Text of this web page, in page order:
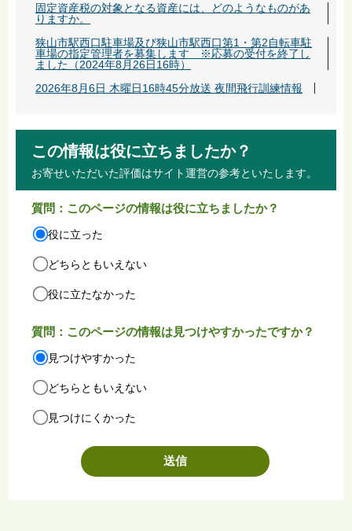
固定資産税の対象となる資産には、どのようなものがあ
りますか。
狭山市駅西口駐車場及び狭山市駅西口第1・第2自転車駐
車場の指定管理者を募集します ※応募の受付を終了し
ました（2024年8月26日16時）
2026年8月6日 木曜日16時45分放送 夜間飛行訓練情報
この情報は役に立ちましたか？
お寄せいただいた評価はサイト運営の参考といたします。
質問：このページの情報は役に立ちましたか？
役に立った
どちらともいえない
役に立たなかった
質問：このページの情報は見つけやすかったですか？
見つけやすかった
どちらともいえない
見つけにくかった